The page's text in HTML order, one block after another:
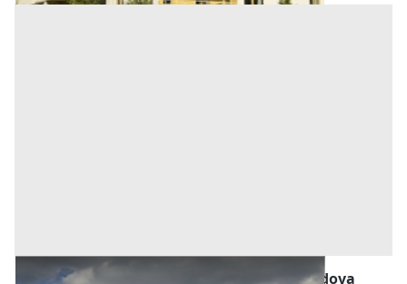
Abitazione di Tipo Economico all'asta a Padova